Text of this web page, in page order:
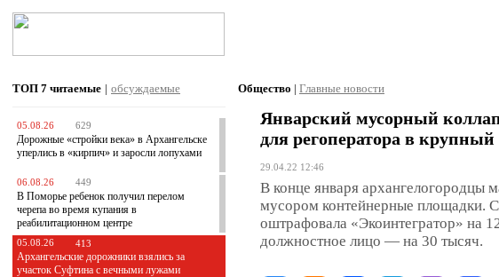
ТОП 7 читаемые | обсуждаемые
05.08.26 629
Дорожные «стройки века» в Архангельске
уперлись в «кирпич» и заросли лопухами
06.08.26 449
В Поморье ребенок получил перелом
черепа во время купания в
реабилитационном центре
05.08.26 413
Архангельские дорожники взялись за
участок Суфтина с вечными лужами
Общество | Главные новости
Январский мусорный
для регоператора в
29.04.22 12:46
В конце января архангелогородцы
мусором контейнерные площадки.
оштрафовала «Экоинтегратор» на
должностное лицо — на 30 тысяч.